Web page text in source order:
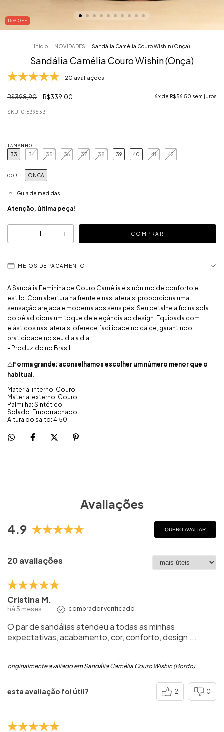
15% OFF
Início NOVIDADES Sandália Camélia Couro Wishin (Onça)
Sandália Camélia Couro Wishin (Onça)
20 avaliações
R$398,90 R$339,00 6x de R$56,50 sem juros
SKU: 01639533
TAMANHO
33 34 35 36 37 38 39 40 41 42
COR ONCA
Guia de medidas
Atenção, última peça!
MEIOS DE PAGAMENTO
A Sandália Feminina de Couro Camélia é sinônimo de conforto e
estilo. Com abertura na frente e nas laterais, proporciona uma
sensação arejada e moderna aos seus pés. Seu detalhe a fio na sola
do pé adiciona um toque de elegância ao design. Equipada com
elásticos nas laterais, oferece facilidade no calce, garantindo
praticidade no seu dia a dia.
- Produzido no Brasil.
⚠️Forma grande: aconselhamos escolher um número menor que o
habitual.
Material interno: Couro
Material externo: Couro
Palmilha: Sintético
Solado: Emborrachado
Altura do salto: 4.50
Avaliações
4.9
QUERO AVALIAR
20 avaliações
Cristina M.
há 5 meses comprador verificado
O par de sandálias atendeu a todas as minhas
expectativas, acabamento, cor, conforto, design ...
originalmente avaliado em Sandália Camélia Couro Wishin (Bordo)
esta avaliação foi útil? 2 0